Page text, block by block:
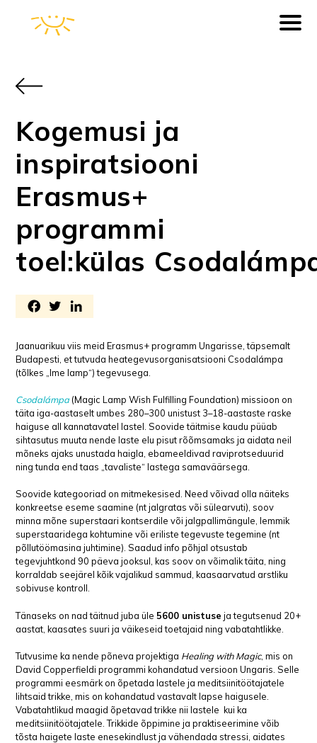
Kogemusi ja
inspiratsiooni
Erasmus+
programmi
toel:külas
Jaanuarikuu viis meid Erasmus+ programm Ungarisse, täpsemalt
Budapesti, et tutvuda heategevusorganisatsiooni Csodalámpa
(tõlkes „Ime lamp“) tegevusega.
Csodalámpa(Magic Lamp Wish Fulfilling Foundation) missioon on
täita iga-aastaselt umbes 280–300 unistust 3–18-aastaste raske
haiguse all kannatavatel lastel. Soovide täitmise kaudu püüab
sihtasutus muuta nende laste elu pisut rõõmsamaks ja aidata neil
mõneks ajaks unustada haigla, ebameeldivad raviprotseduurid
ning tunda end taas „tavaliste“ lastega samaväärsega.
Soovide kategooriad on mitmekesised. Need võivad olla näiteks
konkreetse eseme saamine (nt jalgratas või sülearvuti), soov
minna mõne superstaari kontserdile või jalgpallimängule, lemmik
superstaaridega kohtumine või eriliste tegevuste tegemine (nt
põllutöömasina juhtimine). Saadud info põhjal otsustab
tegevjuhtkond 90 päeva jooksul, kas soov on võimalik täita, ning
korraldab seejärel kõik vajalikud sammud, kaasaarvatud arstliku
sobivuse kontroll.
Tänaseks on nad täitnud juba üle 5600 unistuse ja tegutsenud 20+
aastat, kaasates suuri ja väikeseid toetajaid ning vabatahtlikke.
Tutvusime ka nende põneva projektiga Healing with Magic, mis on
David Copperfieldi programmi kohandatud versioon Ungaris. Selle
programmi eesmärk on õpetada lastele ja meditsiinitöötajatele
lihtsaid trikke, mis on kohandatud vastavalt lapse haigusele.
Vabatahtlikud maagid õpetavad trikke nii lastele kui ka
meditsiinitöötajatele. Trikkide õppimine ja praktiseerimine võib
tõsta haigete laste enesekindlust ja vähendada stressi, aidates